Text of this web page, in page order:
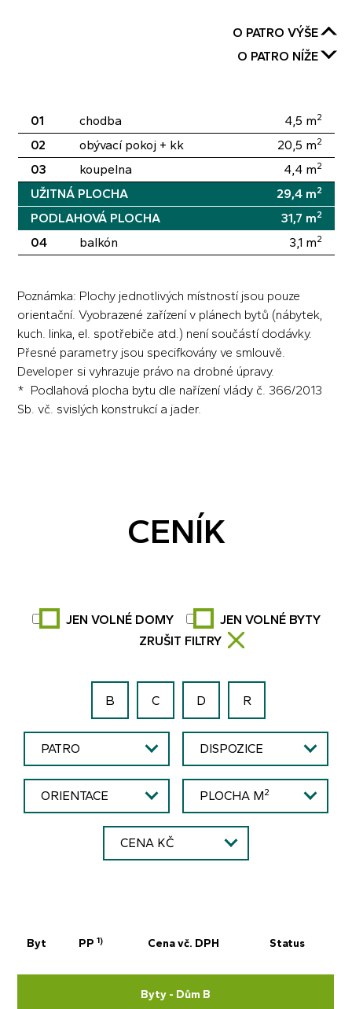
O PATRO VÝŠE
O PATRO NÍŽE
01 chodba 4,5 m2
02 obývací pokoj + kk 20,5 m2
03 koupelna 4,4 m2
UŽITNÁ PLOCHA 29,4 m2
PODLAHOVÁ PLOCHA 31,7 m2
04 balkón 3,1 m2
Poznámka: Plochy jednotlivých místností jsou pouze
orientační. Vyobrazené zařízení v plánech bytů (nábytek,
kuch. linka, el. spotřebiče atd.) není součástí dodávky.
Přesné parametry jsou specifkovány ve smlouvě.
Developer si vyhrazuje právo na drobné úpravy.
* Podlahová plocha bytu dle nařízení vlády č. 366/2013
Sb. vč. svislých konstrukcí a jader.
CENÍK
JEN VOLNÉ DOMY
JEN VOLNÉ BYTY
ZRUŠIT FILTRY
PATRO DISPOZICE
ORIENTACE PLOCHA M2
CENA KČ
Byt PP1) Cena vč. DPH Status
Byty - Dům B